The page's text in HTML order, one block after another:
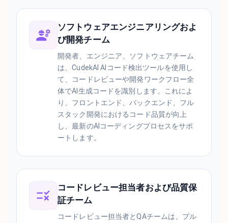
ソフトウェアエンジニアリングおよ
び開発チーム
開発者、エンジニア、ソフトウェアチーム
は、CudekAI AIコード検出ツールを使用し
て、コードレビューや開発ワークフロー全
体でAI生成コードを識別します。これによ
り、フロントエンド、バックエンド、フル
スタック開発におけるコード品質が向上
し、最新のAIコーディングプロセスをサポ
ートします。
コードレビュー担当者および品質保
証チーム
コードレビュー担当者とQAチームは、プル